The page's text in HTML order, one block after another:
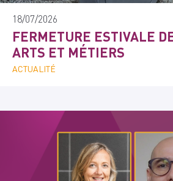
18/07/2026
FERMETURE ESTIVALE
ARTS ET MÉTIERS
ACTUALITÉ